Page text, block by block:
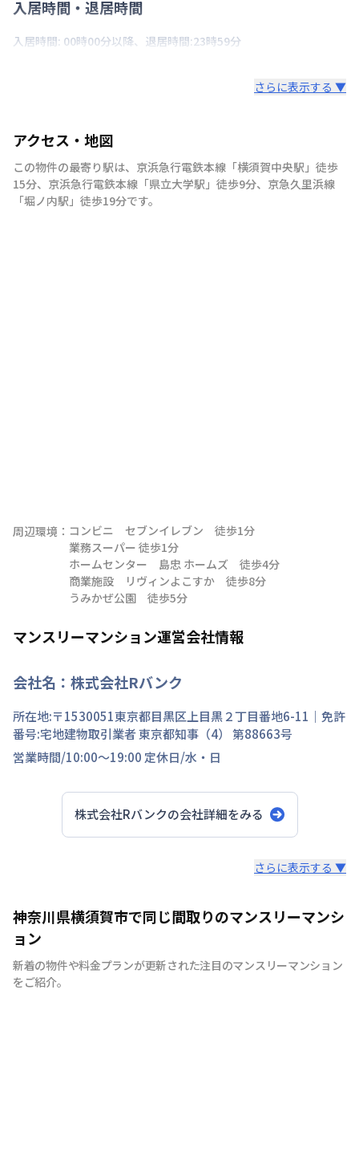
入居時間・退居時間
入居時間: 00時00分以降、退居時間:23時59分
さらに表示する ▼
アクセス・地図
この物件の最寄り駅は、 京浜急行電鉄本線 「横須賀中央駅 」 徒歩
15分、 京浜急行電鉄本線 「県立大学駅 」 徒歩9分、 京急久里浜線
「堀ノ内駅 」 徒歩19分です。
周辺環境： コンビニ　セブンイレブン　徒歩1分
業務スーパー 徒歩1分
ホームセンター　島忠 ホームズ　徒歩4分
商業施設　リヴィンよこすか　徒歩8分
うみかぜ公園　徒歩5分
マンスリーマンション運営会社情報
会社名： 株式会社Rバンク
所在地:〒1530051東京都目黒区 上目黒２丁目番地6-11 ｜免許
番号:宅地建物取引業者 東京都知事（4） 第88663号
営業時間/10:00～19:00 定休日/水・日
株式会社Rバンクの会社詳細をみる
即入居希望でも柔軟に対応させていただきますので、お気
軽にお問い合わせください。
さらに表示する ▼
神奈川県横須賀市で同じ間取りのマンスリーマンシ
ョン
新着の物件や料金プランが更新された注目のマンスリーマンション
をご紹介。